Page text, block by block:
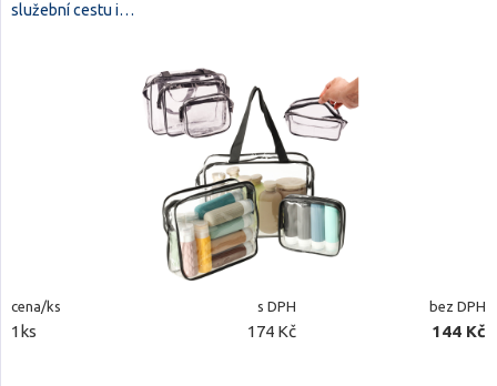
služební cestu i…
cena/ks s DPH bez DPH
1ks 174 Kč 144 Kč